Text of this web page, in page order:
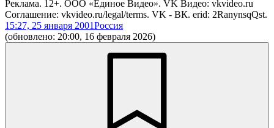
Реклама. 12+. ООО «Единое Видео». VK Видео: vkvideo.ru
Соглашение: vkvideo.ru/legal/terms. VK - ВК. erid: 2RanynsqQst.
15:27, 25 января 2001Россия
(обновлено: 20:00, 16 февраля 2026)